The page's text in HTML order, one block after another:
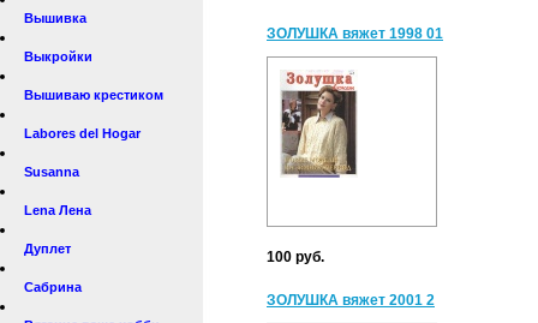
Вышивка
Выкройки
Вышиваю крестиком
Labores del Hogar
Susanna
Lena Лена
Дуплет
Сабрина
ЗОЛУШКА вяжет 1998 01
100 руб.
ЗОЛУШКА вяжет 2001 2